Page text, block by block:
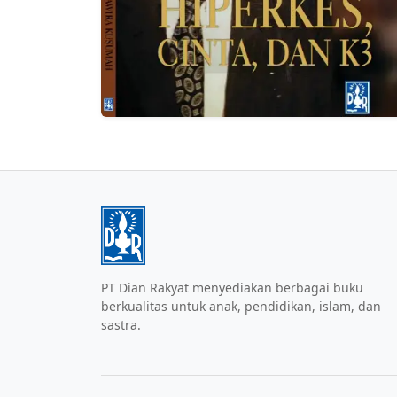
PT Dian Rakyat menyediakan berbagai buku
berkualitas untuk anak, pendidikan, islam, dan
sastra.